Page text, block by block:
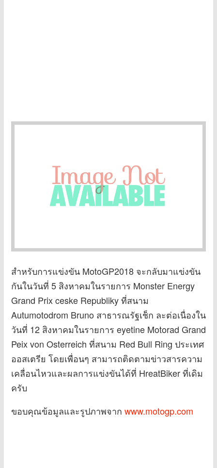
สำหรับการแข่งขัน MotoGP2018 จะกลับมาแข่งขัน
กันในวันที่ 5 สิงหาคมในรายการ Monster Energy
Grand Prix ceske Republiky ที่สนาม
Autumotodrom Bruno สาธารณรัฐเช็ก ละต่อเนื่องใน
วันที่ 12 สิงหาคมในรายการ eyetine Motorad Grand
Peix von Osterreich ที่สนาม Red Bull Ring ประเทศ
ออสเตรีย โดยเพื่อนๆ สามารถติดตามข่าวสารความ
เคลื่อนไหวและผลการแข่งขันได้ที่ HreatBiker ที่เดิม
ครับ
ขอบคุณข้อมูลและรูปภาพจาก www.motogp.com